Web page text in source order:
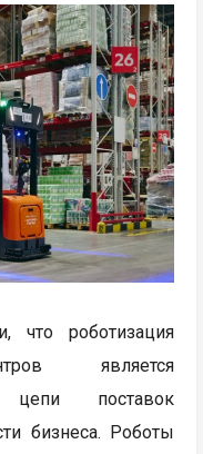
что роботизация
является
цепи поставок
бизнеса. Роботы